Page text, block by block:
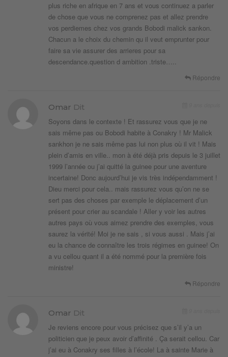
plus riche en afrique en 7 ans et vous continuez a parler
de chose que vous ne comprenez pas et allez prendre
vos perdiemes chez vos grands Bobodi malick sankon.
Chacun a le choix du chemin qu il veut emprunter pour
faire sa vie assurer des arrieres pour sa
descendance.question d ambition .triste…..
Répondre
Omar Dit
Soyons dans le contexte ! Et rassurez vous que je ne
sais même pas ou Bobodi habite à Conakry ! Mr Malick
sankhon je ne sais même pas lui non plus où il vit ! Mais
plein d’amis en ville.. mon à été déjà pris depuis le 3 juillet
1999 l’année ou j’ai quitté la guinee pour une aventure
incertaine! Donc aujourd’hui je vis très indépendamment !
Dieu merci pour cela.. mais rassurez vous qu’on ne se
sert pas des choses par exemple le déplacement d’un
présent pour crier au scandale ! Aller y voir les autres
autres pays où vous aimez prendre des exemples, vous
saurez la vérité! Moi je ne sais , si vous aussi . Mais j’ai
eu la chance de connaître les trois régimes en guinee! On
a vu cellou quant il a été nommé pour la première fois
ministre!
Répondre
Omar Dit
Je reviens encore pour vous précisez que s’il y’a un
politicien que je peux avoir d’affinité . Ça serait cellou. Car
j’ai eu à Conakry ses filles à l’école! La à sainte Marie à